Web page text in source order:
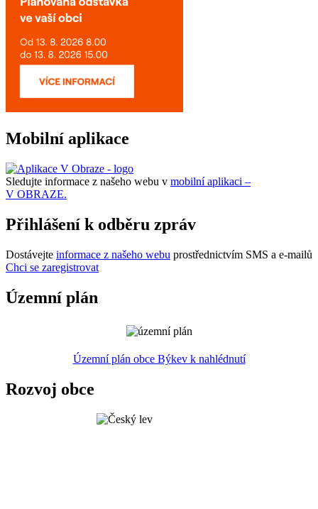
Mobilní aplikace
Sledujte informace z našeho webu v mobilní aplikaci –
V OBRAZE.
Přihlášení k odběru zpráv
Dostávejte informace z našeho webu prostřednictvím SMS a e-mailů
Chci se zaregistrovat
Územní plán
Územní plán obce Býkev k nahlédnutí
Rozvoj obce